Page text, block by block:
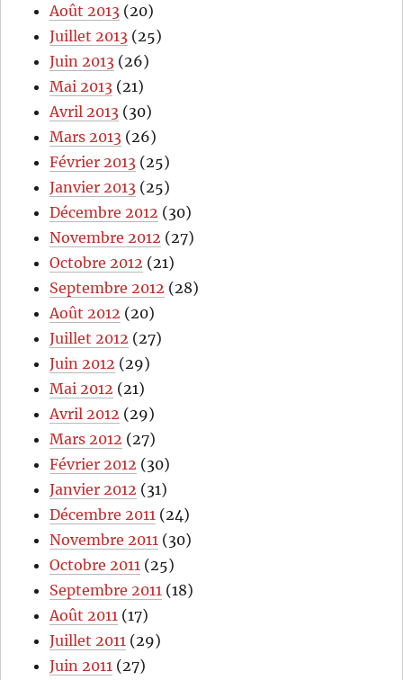
Août 2013 (20)
Juillet 2013 (25)
Juin 2013 (26)
Mai 2013 (21)
Avril 2013 (30)
Mars 2013 (26)
Février 2013 (25)
Janvier 2013 (25)
Décembre 2012 (30)
Novembre 2012 (27)
Octobre 2012 (21)
Septembre 2012 (28)
Août 2012 (20)
Juillet 2012 (27)
Juin 2012 (29)
Mai 2012 (21)
Avril 2012 (29)
Mars 2012 (27)
Février 2012 (30)
Janvier 2012 (31)
Décembre 2011 (24)
Novembre 2011 (30)
Octobre 2011 (25)
Septembre 2011 (18)
Août 2011 (17)
Juillet 2011 (29)
Juin 2011 (27)